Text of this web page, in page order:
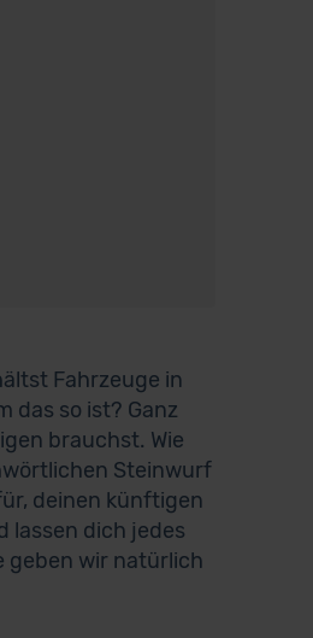
Fahrzeuge in
das so ist? Ganz
brauchst. Wie
Steinwurf
deinen künftigen
lassen dich jedes
geben wir natürlich